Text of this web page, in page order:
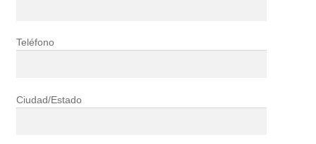
Teléfono
Ciudad/Estado